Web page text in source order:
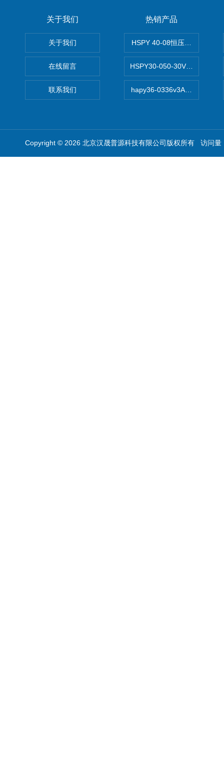
关于我们
关于我们
在线留言
联系我们
热销产品
HSPY 40-08恒压恒流恒功率
HSPY30-050-30V/-05A可调
hapy36-0336v3A高精度小型
Copyright © 2026 北京汉晟普源科技有限公司版权所有 访问量